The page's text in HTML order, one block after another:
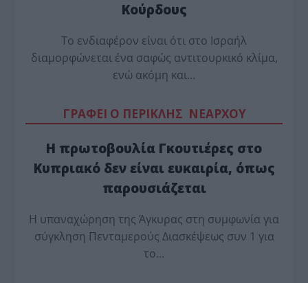
Κούρδους
Το ενδιαφέρον είναι ότι στο Ισραήλ
διαμορφώνεται ένα σαφώς αντιτουρκικό κλίμα,
ενώ ακόμη και…
ΓΡΑΦΕΙ Ο ΠΕΡΙΚΛΗΣ ΝΕΑΡΧΟΥ
Η πρωτοβουλία Γκουτιέρες στο
Κυπριακό δεν είναι ευκαιρία, όπως
παρουσιάζεται
Η υπαναχώρηση της Άγκυρας στη συμφωνία για
σύγκληση Πενταμερούς Διασκέψεως συν 1 για
το…